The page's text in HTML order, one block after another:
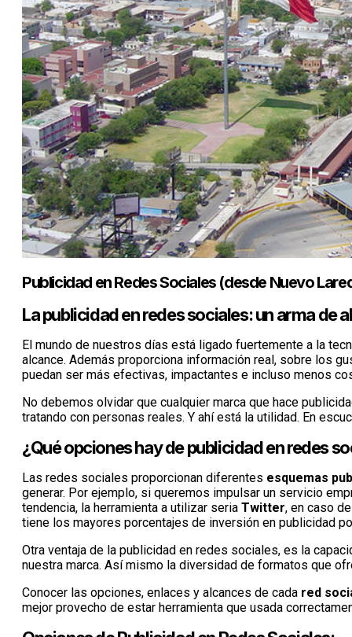
Publicidad en Redes Sociales (desde Nuevo
La publicidad en redes sociales: un arma de
El mundo de nuestros días está ligado fuertemente a la
alcance. Además proporciona información real, sobre los
puedan ser más efectivas, impactantes e incluso menos
No debemos olvidar que cualquier marca que hace
tratando con personas reales. Y ahí está la utilidad. En
¿Qué opciones hay de publicidad en redes
Las redes sociales proporcionan diferentes esquemas
generar. Por ejemplo, si queremos impulsar un servicio
tendencia, la herramienta a utilizar seria Twitter, en caso
tiene los mayores porcentajes de inversión en publicidad
Otra ventaja de la publicidad en redes sociales, es la
nuestra marca. Así mismo la diversidad de formatos que
Conocer las opciones, enlaces y alcances de cada red
mejor provecho de estar herramienta que usada